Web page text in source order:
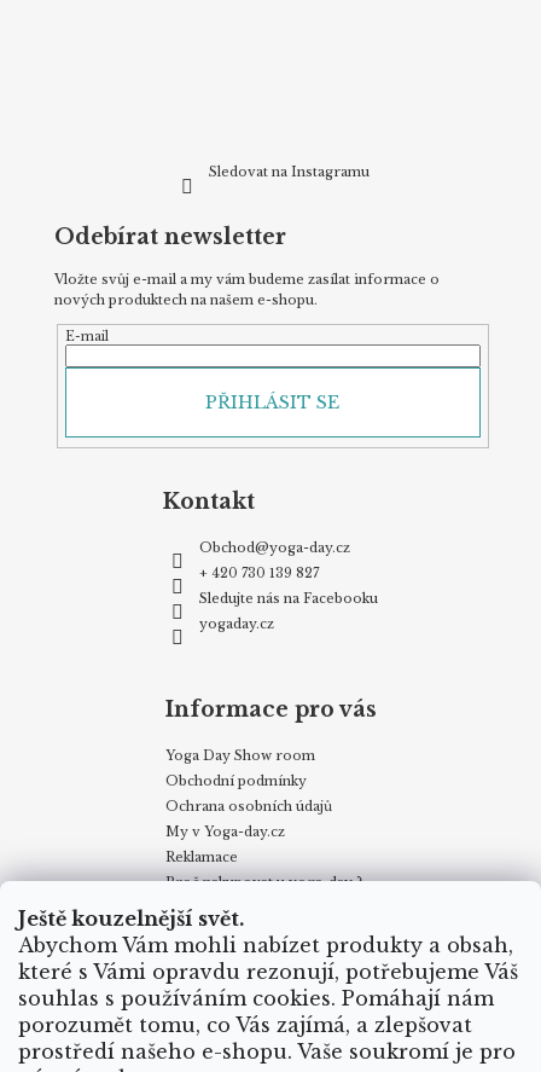
Ještě kouzelnější svět.
Abychom Vám mohli nabízet produkty a obsah,
které s Vámi opravdu rezonují, potřebujeme Váš
souhlas s používáním cookies. Pomáhají nám
porozumět tomu, co Vás zajímá, a zlepšovat
prostředí našeho e-shopu. Vaše soukromí je pro
v
i
u
Sledovat na Instagramu
Odebírat newsletter
Vložte svůj e-mail a my vám budeme zasílat informace o
nových produktech na našem e-shopu.
E-mail
PŘIHLÁSIT SE
Kontakt
Obchod@yoga-day.cz
+ 420 730 139 827
Sledujte nás na Facebooku
yogaday.cz
Informace pro vás
Yoga Day Show room
Obchodní podmínky
Ochrana osobních údajů
My v Yoga-day.cz
Reklamace
Proč nakupovat u yoga-day ?
Certifikáty
Způsoby dopravy
Puncovní značky
Velkoobchodní odběr
Obchodní podmínky Kontakty My v Yoga Day
Blog